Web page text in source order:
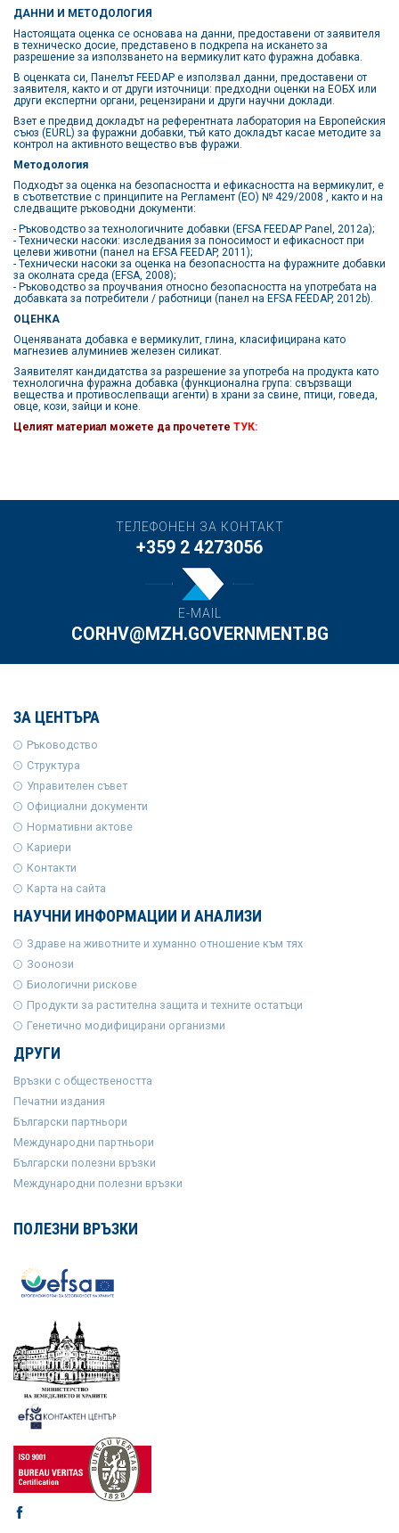
ДАННИ И МЕТОДОЛОГИЯ
Настоящата оценка се основава на данни, предоставени от заявителя
в техническо досие, представено в подкрепа на искането за
разрешение за използването на вермикулит като фуражна добавка.
В оценката си, Панелът FEEDAP е използвал данни, предоставени от
заявителя, както и от други източници: предходни оценки на ЕОБХ или
други експертни органи, рецензирани и други научни доклади.
Взет е предвид докладът на референтната лаборатория на Европейския
съюз (EURL) за фуражни добавки, тъй като докладът касае методите за
контрол на активното вещество във фуражи.
Методология
Подходът за оценка на безопасността и ефикасността на вермикулит, е
в съответствие с принципите на Регламент (ЕО) № 429/2008 , както и на
следващите ръководни документи:
- Ръководство за технологичните добавки (EFSA FEEDAP Panel, 2012a);
- Технически насоки: изследвания за поносимост и ефикасност при
целеви животни (панел на EFSA FEEDAP, 2011);
- Технически насоки за оценка на безопасността на фуражните добавки
за околната среда (EFSA, 2008);
- Ръководство за проучвания относно безопасността на употребата на
добавката за потребители / работници (панел на EFSA FEEDAP, 2012b).
ОЦЕНКА
Оценяваната добавка е вермикулит, глина, класифицирана като
магнезиев алуминиев железен силикат.
Заявителят кандидатства за разрешение за употреба на продукта като
технологична фуражна добавка (функционална група: свързващи
вещества и противослепващи агенти) в храни за свине, птици, говеда,
овце, кози, зайци и коне.
Целият материал можете да прочетете ТУК:
ТЕЛЕФОНЕН ЗА КОНТАКТ
+359 2 4273056
E-MAIL
CORHV@MZH.GOVERNMENT.BG
ЗА ЦЕНТЪРА
Ръководство
Структура
Управителен съвет
Официални документи
Нормативни актове
Кариери
Контакти
Карта на сайта
НАУЧНИ ИНФОРМАЦИИ И АНАЛИЗИ
Здраве на животните и хуманно отношение към тях
Зоонози
Биологични рискове
Продукти за растителна защита и техните остатъци
Генетично модифицирани организми
ДРУГИ
Връзки с обществеността
Печатни издания
Български партньори
Международни партньори
Български полезни връзки
Международни полезни връзки
ПОЛЕЗНИ ВРЪЗКИ